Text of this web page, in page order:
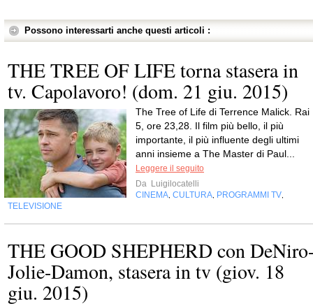
Possono interessarti anche questi articoli :
THE TREE OF LIFE torna stasera in
tv. Capolavoro! (dom. 21 giu. 2015)
The Tree of Life di Terrence Malick. Rai
5, ore 23,28. Il film più bello, il più
importante, il più influente degli ultimi
anni insieme a The Master di Paul...
Leggere il seguito
Da Luigilocatelli
CINEMA CULTURA PROGRAMMI TV
TELEVISIONE
THE GOOD SHEPHERD con
Jolie-Damon, stasera in tv (giov. 18
giu. 2015)